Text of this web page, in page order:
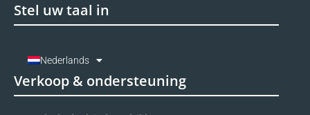
Stel uw taal in
Nederlands
Verkoop & ondersteuning